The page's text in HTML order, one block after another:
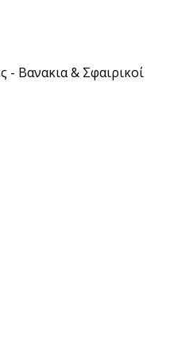
- Βανακια & Σφαιρικοί